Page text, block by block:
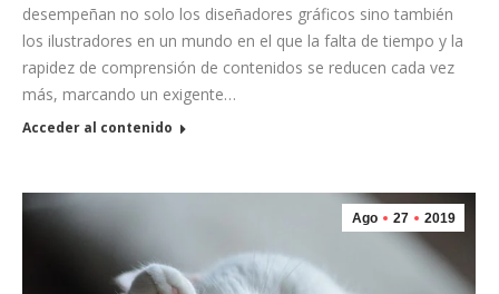
desempeñan no solo los diseñadores gráficos sino también
los ilustradores en un mundo en el que la falta de tiempo y la
rapidez de comprensión de contenidos se reducen cada vez
más, marcando un exigente…
Acceder al contenido
Ago 27 2019